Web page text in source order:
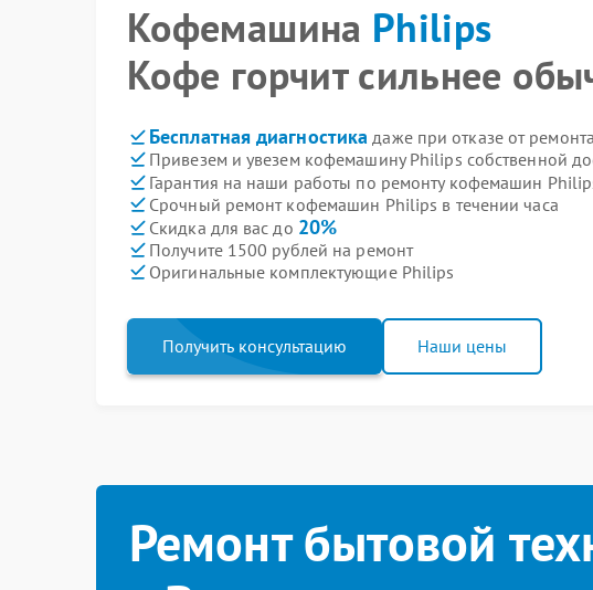
Кофемашина Philips
Кофе горчит сильнее
Бесплатная диагностика даже при отказе от ремонта
Привезем и увезем кофемашину Philips собственной
Гарантия на наши работы по ремонту кофемашин
Срочный ремонт кофемашин Philips в течении часа
Скидка для вас до 20%
Получите 1500 рублей на ремонт
Оригинальные комплектующие Philips
Получить консультацию Наши цены
Ремонт бытовой